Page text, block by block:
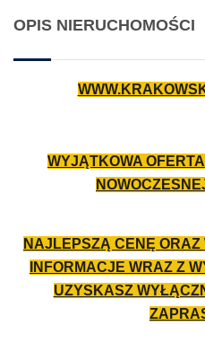
OPIS NIERUCHOMOŚCI
WYJĄTKOWA
NAJLEPSZĄ CENĘ
INFORMACJE WRAZ Z
UZYSKASZ